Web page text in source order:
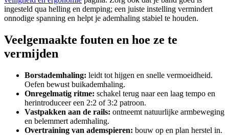
ingesteld qua helling en demping; een juiste instelling vermindert
onnodige spanning en helpt je ademhaling stabiel te houden.
Veelgemaakte fouten en hoe ze te
vermijden
Borstademhaling: leidt tot hijgen en snelle vermoeidheid.
Oefen bewust buikademhaling.
Onregelmatig ritme: schakel terug naar een laag tempo en
herintroduceer een 2:2 of 3:2 patroon.
Vastpakken aan de rails: ontneemt natuurlijke armbeweging
en belemmert ademhaling.
Overtraining van ademspieren: bouw op en plan herstel in.